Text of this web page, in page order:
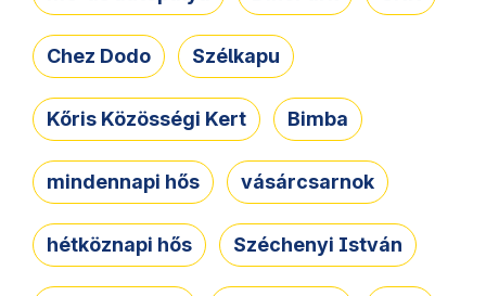
Chez Dodo Szélkapu
Kőris Közösségi Kert Bimba
mindennapi hős vásárcsarnok
hétköznapi hős Széchenyi István